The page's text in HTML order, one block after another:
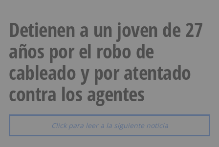
Detienen a un joven de 27
años por el robo de
cableado y por atentado
contra los agentes
Click para leer a la siguiente noticia